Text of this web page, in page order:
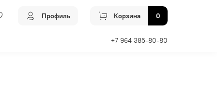
Профиль Корзина 0
+7 964 385-80-80